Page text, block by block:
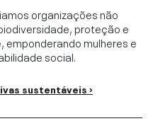
organizações não
proteção e
mulheres e
social.
sustentáveis ›